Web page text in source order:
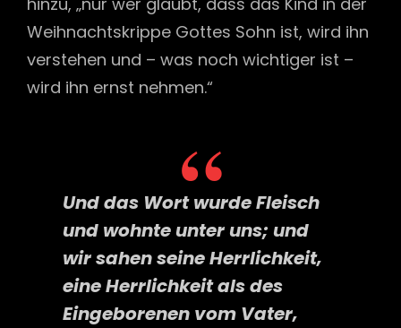
Weihnachtskrippe Gottes Sohn ist, wird ihn
verstehen und – was noch wichtiger ist –
wird ihn ernst nehmen.“
Und das Wort wurde Fleisch
und wohnte unter uns; und
wir sahen seine Herrlichkeit,
eine Herrlichkeit als des
Eingeborenen vom Vater,